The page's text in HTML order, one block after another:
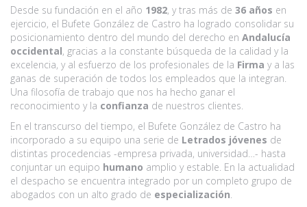
Desde su fundación en el año 1982, y tras más de 36 años en
ejercicio, el Bufete González de Castro ha logrado consolidar su
posicionamiento dentro del mundo del derecho en Andalucía
occidental, gracias a la constante búsqueda de la calidad y la
excelencia, y al esfuerzo de los profesionales de la Firma y a las
ganas de superación de todos los empleados que la integran.
Una filosofía de trabajo que nos ha hecho ganar el
reconocimiento y la confianza de nuestros clientes.
En el transcurso del tiempo, el Bufete González de Castro ha
incorporado a su equipo una serie de Letrados jóvenes de
distintas procedencias -empresa privada, universidad…- hasta
conjuntar un equipo humano amplio y estable. En la actualidad
el despacho se encuentra integrado por un completo grupo de
abogados con un alto grado de especialización